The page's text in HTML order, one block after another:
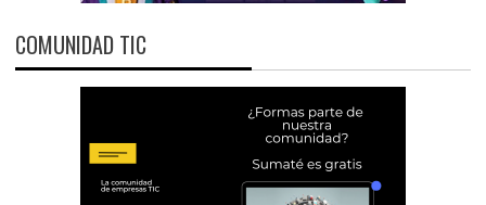
COMUNIDAD TIC